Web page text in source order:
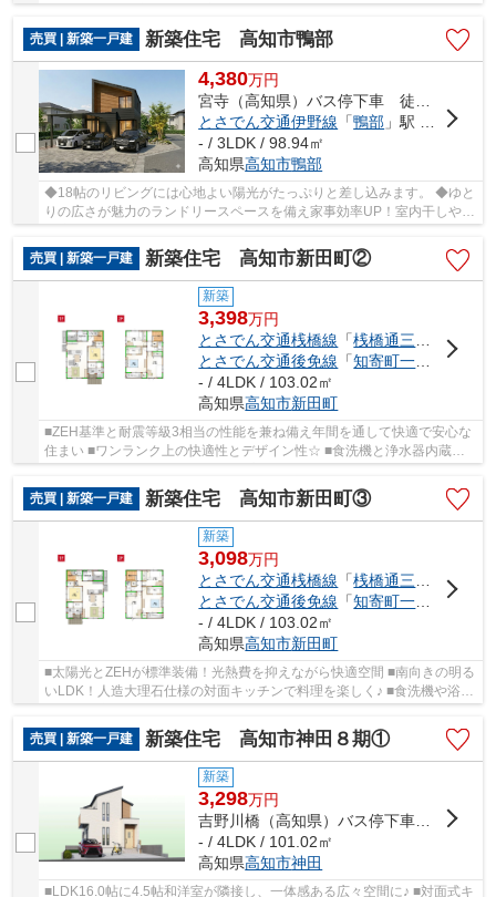
売買 | 新築一戸建
新築住宅 高知市鴨部
4,380万円
とさでん交通伊野線 「鴨部 」駅 徒歩14分
- / 3LDK / 98.94㎡
高知県高知市鴨部
◆18帖のリビングには心地よい陽光がたっぷりと差し込みます。 ◆ゆと
りの広さが魅力のランドリースペースを備え家事効率UP！室内干しや身
支度もスム ーズです♪ ◆耐震等級3取得...
売買 | 新築一戸建
新築住宅 高知市新田町②
新築
3,398万円
とさでん交通桟橋線 「桟橋通三丁目
」駅
とさでん交通後免線 「知寄町一丁目
」駅
- / 4LDK / 103.02㎡
高知県高知市新田町
■ZEH基準と耐震等級3相当の性能を兼ね備え年間を通して快適で安心な
住まい ■ワンランク上の快適性とデザイン性☆ ■食洗機と浄水器内蔵水
売買 | 新築一戸建
新築住宅 高知市新田町③
新築
3,098万円
とさでん交通桟橋線 「桟橋通三丁目
」駅
とさでん交通後免線 「知寄町一丁目
」駅
- / 4LDK / 103.02㎡
高知県高知市新田町
■太陽光とZEHが標準装備！光熱費を抑えながら快適空間 ■南向きの明る
いLDK！人造大理石仕様の対面キッチンで料理を楽しく♪ ■食洗機や浴室
売買 | 新築一戸建
新築住宅 高知市神田８期①
新築
3,298万円
- / 4LDK / 101.02㎡
高知県高知市神田
■LDK16.0帖に4.5帖和洋室が隣接し、一体感ある広々空間に♪ ■対面式キ